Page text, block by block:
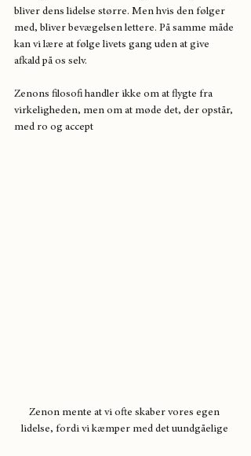
bliver dens lidelse større. Men hvis den følger
med, bliver bevægelsen lettere. På samme måde
kan vi lære at følge livets gang uden at give
afkald på os selv.
Zenons filosofi handler ikke om at flygte fra
virkeligheden, men om at møde det, der opstår,
med ro og accept
Zenon mente at vi ofte skaber vores egen
lidelse, fordi vi kæmper med det uundgåelige